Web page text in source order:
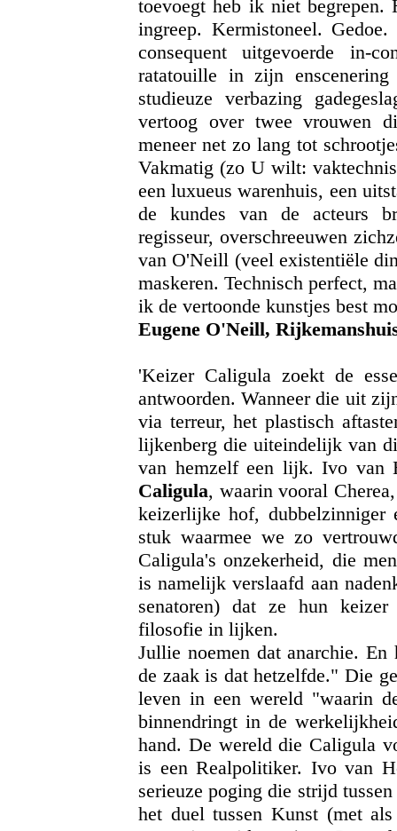
toevoegt heb ik niet
ingreep. Kermistoneel.
consequent uitgevoerde in-
ratatouille in zijn
studieuze verbazing
vertoog over twee vrouwen
meneer net zo lang tot
Vakmatig (zo U wilt:
een luxueus warenhuis, een
de kundes van de acteurs
regisseur, overschreeuwen
van O'Neill (veel existentiële
maskeren. Technisch perfect,
ik de vertoonde kunstjes best
Eugene O'Neill,
'Keizer Caligula zoekt de
antwoorden. Wanneer die uit
via terreur, het plastisch
lijkenberg die uiteindelijk van
van hemzelf een lijk. Ivo van
Caligula, waarin vooral
keizerlijke hof, dubbelzinniger
stuk waarmee we zo
Caligula's onzekerheid, die
is namelijk verslaafd aan
senatoren) dat ze hun
filosofie in lijken.
Jullie noemen dat anarchie.
de zaak is dat hetzelfde." Die
leven in een wereld "waarin
binnendringt in de
hand. De wereld die Caligula
is een Realpolitiker. Ivo van
serieuze poging die strijd
het duel tussen Kunst (met